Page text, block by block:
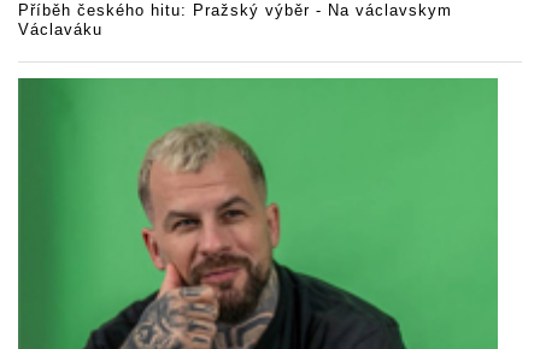
Příběh českého hitu: Pražský výběr - Na václavskym
Václaváku